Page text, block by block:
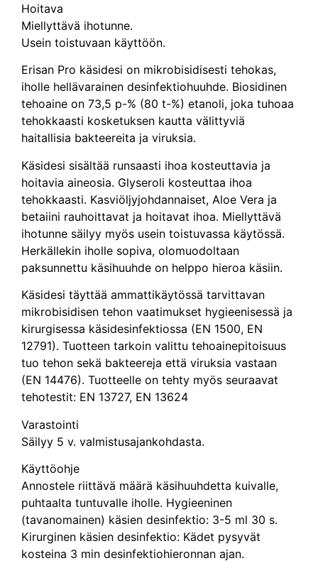
Hoitava
Miellyttävä ihotunne.
Usein toistuvaan käyttöön.
Erisan Pro käsidesi on mikrobisidisesti tehokas,
iholle hellävarainen desinfektiohuuhde. Biosidinen
tehoaine on 73,5 p-% (80 t-%) etanoli, joka tuhoaa
tehokkaasti kosketuksen kautta välittyviä
haitallisia bakteereita ja viruksia.
Käsidesi sisältää runsaasti ihoa kosteuttavia ja
hoitavia aineosia. Glyseroli kosteuttaa ihoa
tehokkaasti. Kasviöljyjohdannaiset, Aloe Vera ja
betaiini rauhoittavat ja hoitavat ihoa. Miellyttävä
ihotunne säilyy myös usein toistuvassa käytössä.
Herkällekin iholle sopiva, olomuodoltaan
paksunnettu käsihuuhde on helppo hieroa käsiin.
Käsidesi täyttää ammattikäytössä tarvittavan
mikrobisidisen tehon vaatimukset hygieenisessä ja
kirurgisessa käsidesinfektiossa (EN 1500, EN
12791). Tuotteen tarkoin valittu tehoainepitoisuus
tuo tehon sekä bakteereja että viruksia vastaan
(EN 14476). Tuotteelle on tehty myös seuraavat
tehotestit: EN 13727, EN 13624
Varastointi
Säilyy 5 v. valmistusajankohdasta.
Käyttöohje
Annostele riittävä määrä käsihuuhdetta kuivalle,
puhtaalta tuntuvalle iholle. Hygieeninen
(tavanomainen) käsien desinfektio: 3-5 ml 30 s.
Kirurginen käsien desinfektio: Kädet pysyvät
kosteina 3 min desinfektiohieronnan ajan.